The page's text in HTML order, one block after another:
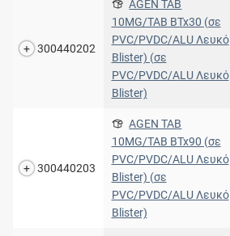
300440202
AGEN TAB
10MG/TAB BTx30 (σε
PVC/PVDC/ALU Λευκό
Blister) (σε
PVC/PVDC/ALU Λευκό
Blister)
300440203
AGEN TAB
10MG/TAB BTx90 (σε
PVC/PVDC/ALU Λευκό
Blister) (σε
PVC/PVDC/ALU Λευκό
Blister)